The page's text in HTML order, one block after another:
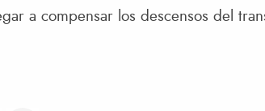
a compensar los descensos del